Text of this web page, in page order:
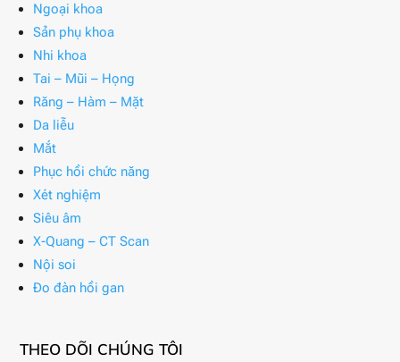
Ngoại khoa
Sản phụ khoa
Nhi khoa
Tai – Mũi – Họng
Răng – Hàm – Mặt
Da liễu
Mắt
Phục hồi chức năng
Xét nghiệm
Siêu âm
X-Quang – CT Scan
Nội soi
Đo đàn hồi gan
THEO DÕI CHÚNG TÔI